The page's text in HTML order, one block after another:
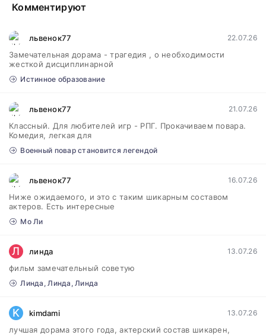
Комментируют
львенок77 22.07.26
Замечательная дорама - трагедия , о необходимости
жесткой дисциплинарной
Истинное образование
львенок77 21.07.26
Классный. Для любителей игр - РПГ. Прокачиваем повара.
Комедия, легкая для
Военный повар становится легендой
львенок77 16.07.26
Ниже ожидаемого, и это с таким шикарным составом
актеров. Есть интересные
Мо Ли
Л линда 13.07.26
фильм замечательный советую
Линда, Линда, Линда
K kimdami 13.07.26
лучшая дорама этого года, актерский состав шикарен,